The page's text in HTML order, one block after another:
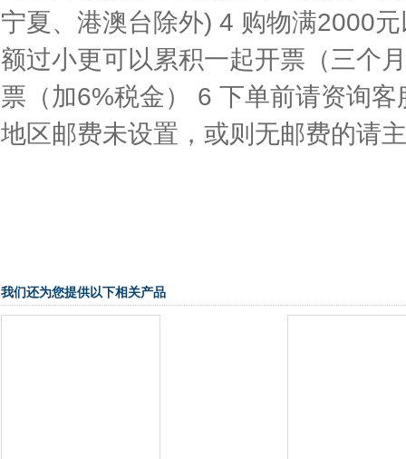
宁夏、港澳台除外) 4 购物满2000
额过小更可以累积一起开票（三个
票（加6%税金） 6 下单前请资询
地区邮费未设置，或则无邮费的请
我们还为您提供以下相关产品